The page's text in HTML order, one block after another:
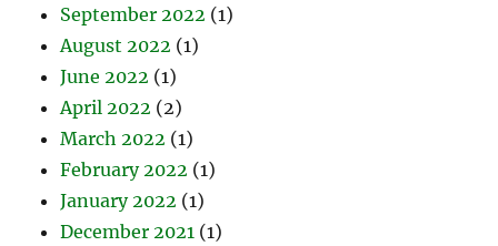
September 2022 (1)
August 2022 (1)
June 2022 (1)
April 2022 (2)
March 2022 (1)
February 2022 (1)
January 2022 (1)
December 2021 (1)